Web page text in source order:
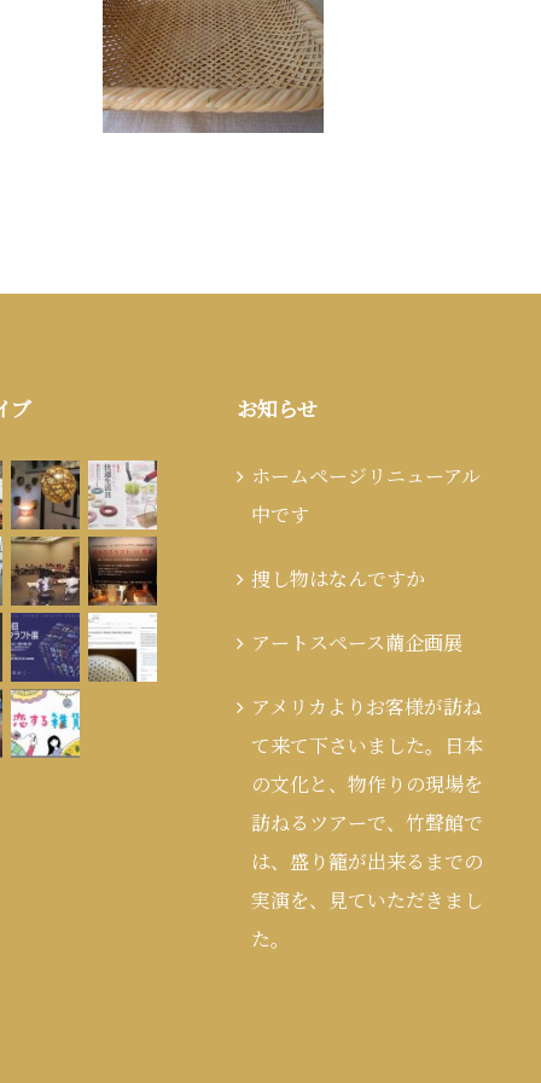
ブ お知らせ
ホームページリニューアル
中です
捜し物はなんですか
アートスペース繭企画展
アメリカよりお客様が訪ね
て来て下さいました。日本
の文化と、物作りの現場を
訪ねるツアーで、竹聲館で
は、盛り籠が出来るまでの
実演を、見ていただきまし
た。